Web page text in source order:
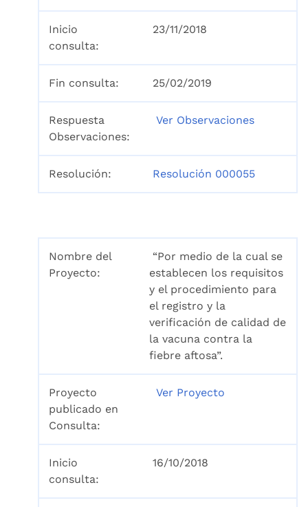
Inicio
consulta:
23/11/2018
Fin consulta: 25/02/2019
Respuesta
Observaciones:
Ver Observaciones
Resolución: Resolución 000055
Nombre del
Proyecto:
“Por medio de la cual se
establecen los requisitos
y el procedimiento para
el registro y la
verificación de calidad de
la vacuna contra la
fiebre aftosa”.
Proyecto
publicado en
Consulta:
Ver Proyecto
Inicio
consulta:
16/10/2018